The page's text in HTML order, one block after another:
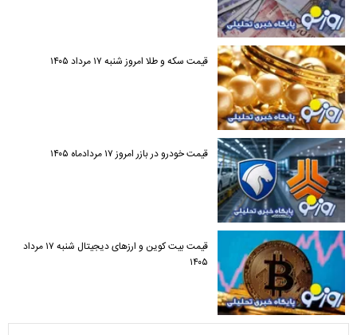
قیمت سکه و طلا امروز شنبه ۱۷ مرداد ۱۴۰۵
قیمت خودرو در بازر امروز ۱۷ مردادماه ۱۴۰۵
قیمت بیت کوین و ارز‌های دیجیتال شنبه ۱۷ مرداد
۱۴۰۵